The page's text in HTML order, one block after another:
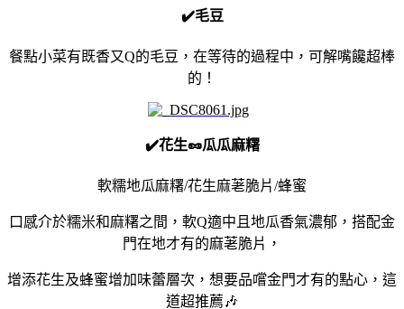
✔️毛豆
餐點小菜有既香又Q的毛豆，在等待的過程中，可解嘴饞超棒
的！
✔️花生🥜瓜瓜麻糬
軟糯地瓜麻糬/花生麻荖脆片/蜂蜜
口感介於糯米和麻糬之間，軟Q適中且地瓜香氣濃郁，搭配金
門在地才有的麻荖脆片，
增添花生及蜂蜜增加味蕾層次，想要品嚐金門才有的點心，這
道超推薦🎶